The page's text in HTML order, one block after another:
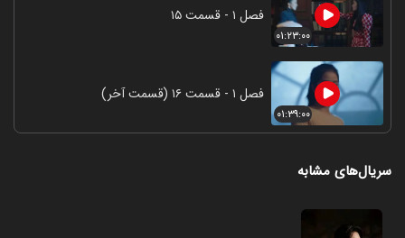
۰۱:۲۳:۰۰
فصل ۱ - قسمت ۱۵
۰۱:۳۹:۰۰
فصل ۱ - قسمت ۱۶ (قسمت آخر)
سریال‌های مشابه